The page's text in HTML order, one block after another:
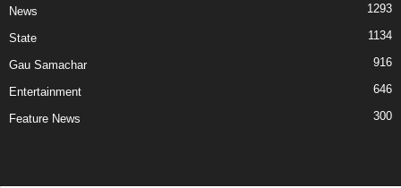
News 1293
State 1134
Gau Samachar 916
Entertainment 646
Feature News 300